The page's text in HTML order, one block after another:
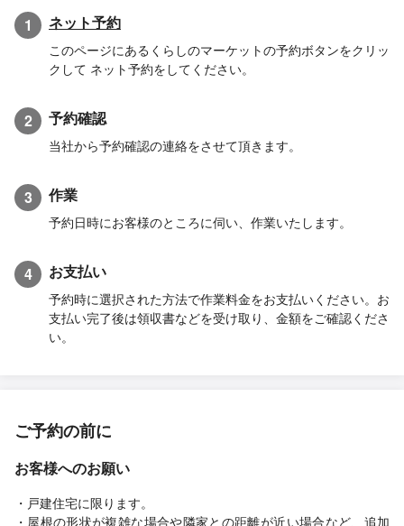
1 ネット予約
このページにあるくらしのマーケットの予約ボタンをクリッ
クして ネット予約をしてください。
2 予約確認
当社から予約確認の連絡をさせて頂きます。
3 作業
予約日時にお客様のところに伺い、作業いたします。
4 お支払い
予約時に選択された方法で作業料金をお支払いください。お
支払い完了後は領収書などを受け取り、金額をご確認くださ
い。
ご予約の前に
お客様へのお願い
・戸建住宅に限ります。
・屋根の形状が複雑な場合や隣家との距離が近い場合など、追加